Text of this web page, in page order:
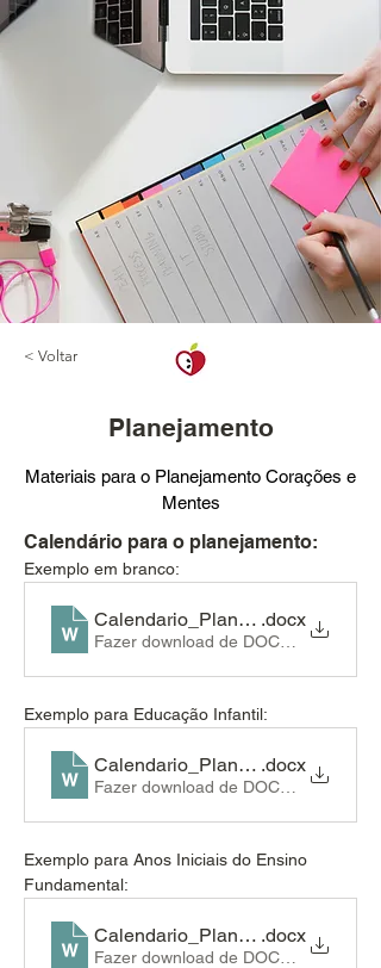
< Voltar
Planejamento
Materiais para o Planejamento Corações e
Mentes
Calendário para o planejamento:
Exemplo em branco:
.docx
Fazer download de DOCX • 576KB
Exemplo para Educação Infantil:
.docx
Fazer download de DOCX • 578KB
Exemplo para Anos Iniciais do Ensino
Fundamental:
.docx
Fazer download de DOCX • 577KB